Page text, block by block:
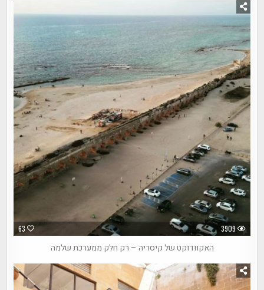
63 3909
האקוודוקט של קיסריה – רק חלק ממערכת שלמה